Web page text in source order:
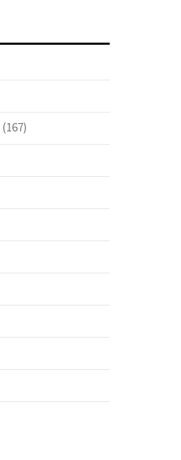
(167)